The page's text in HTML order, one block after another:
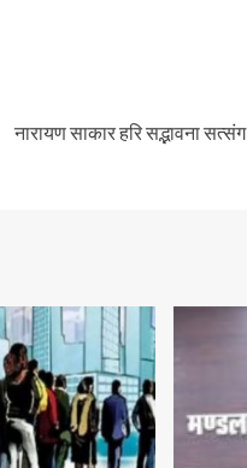
नारायण साकार हरि सद्भावना